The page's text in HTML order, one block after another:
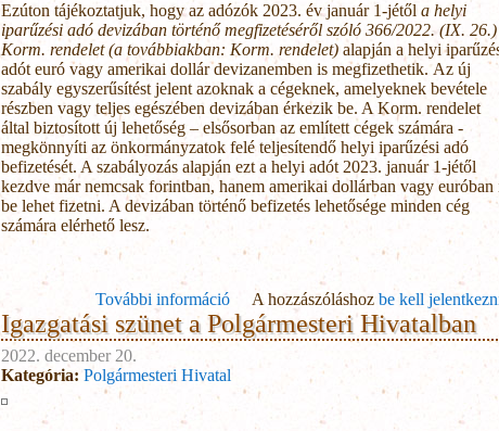
Ezúton tájékoztatjuk, hogy az adózók 2023. év január 1-jétől a helyi
iparűzési adó devizában történő megfizetéséről szóló 366/2022. (IX. 26.)
Korm. rendelet (a továbbiakban: Korm. rendelet) alapján a helyi
adót euró vagy amerikai dollár devizanemben is megfizethetik. Az új
szabály egyszerűsítést jelent azoknak a cégeknek, amelyeknek bevétele
részben vagy teljes egészében devizában érkezik be. A Korm. rendelet
által biztosított új lehetőség – elsősorban az említett cégek számára -
megkönnyíti az önkormányzatok felé teljesítendő helyi iparűzési adó
befizetését. A szabályozás alapján ezt a helyi adót 2023. január 1-jétől
kezdve már nemcsak forintban, hanem amerikai dollárban vagy euróban
be lehet fizetni. A devizában történő befizetés lehetősége minden cég
számára elérhető lesz.
További információ
Tájékoztató deviza számláról
A hozzászóláshoz be kell
Igazgatási szünet a Polgármesteri Hivatalban
2022. december 20.
Kategória: Polgármesteri Hivatal